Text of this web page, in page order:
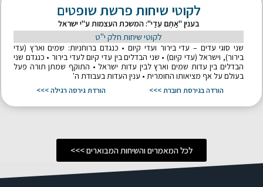
לקוטי שיחות פרשת שופטים
בענין "אַתֶּם עֵדַי": המשכת העצמות ע"י ישראל
לקוטי שיחות חלק י"ט
שני סוגי עדים – עדי בירור ועדי קיום • כנגדם ברוחניות: שמים וארץ (עדי
בירור), וישראל (עדי קיום) • שני הבדלים בין עדי קיום לעדי בירור • כנגדם שני
הבדלים בין עדות שמים וארץ לבין עדות ישראל • התוקף שמתן תורה פעל
בעולם על אף מציאותו החומרית • ענין העדות בעבודת ה'
הורדה בגירסת חוברת >>> הורדת גירסה רגילה >>>
לכל המאמרים והשיחות המבוארים >>>